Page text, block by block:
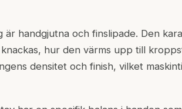
är handgjutna och finslipade. Den
hur den värms upp till
densitet och finish, vilket